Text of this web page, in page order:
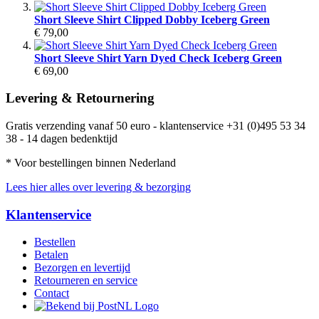
Short Sleeve Shirt Clipped Dobby Iceberg Green
€ 79,00
Short Sleeve Shirt Yarn Dyed Check Iceberg Green
€ 69,00
Levering & Retournering
Gratis verzending vanaf 50 euro - klantenservice +31 (0)495 53 34
38 - 14 dagen bedenktijd
* Voor bestellingen binnen Nederland
Lees hier alles over levering & bezorging
Klantenservice
Bestellen
Betalen
Bezorgen en levertijd
Retourneren en service
Contact